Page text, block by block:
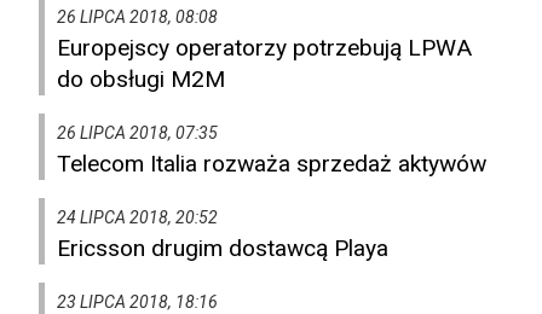
26 LIPCA 2018, 08:08
Europejscy operatorzy potrzebują LPWA
do obsługi M2M
26 LIPCA 2018, 07:35
Telecom Italia rozważa sprzedaż aktywów
24 LIPCA 2018, 20:52
Ericsson drugim dostawcą Playa
23 LIPCA 2018, 18:16